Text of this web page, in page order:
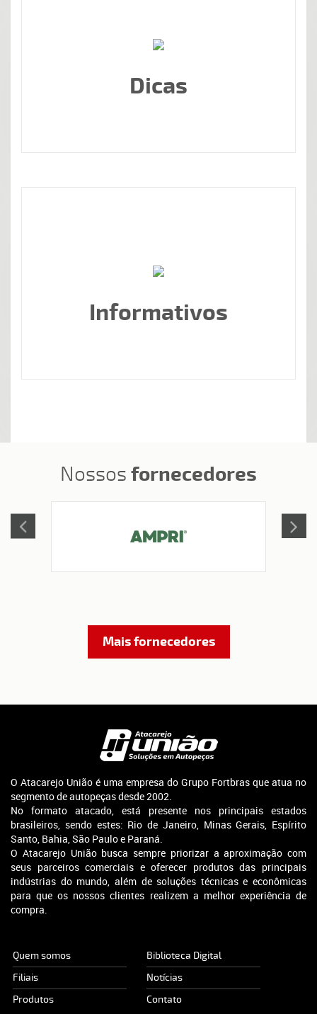
Dicas
Informativos
Nossos fornecedores
Mais fornecedores
O Atacarejo União é uma empresa do Grupo Fortbras que atua no
segmento de autopeças desde 2002.
No formato atacado, está presente nos principais estados
brasileiros, sendo estes: Rio de Janeiro, Minas Gerais, Espírito
Santo, Bahia, São Paulo e Paraná.
O Atacarejo União busca sempre priorizar a aproximação com
seus parceiros comerciais e oferecer produtos das principais
indústrias do mundo, além de soluções técnicas e econômicas
para que os nossos clientes realizem a melhor experiência de
compra.
Quem somos
Filiais
Produtos
Biblioteca Digital
Notícias
Contato